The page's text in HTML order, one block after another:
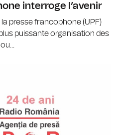
interroge l’avenir
la presse francophone (UPF)
puissante organisation des